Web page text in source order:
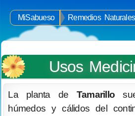
MiSabueso Remedios
Usos
La planta de Tamarillo
húmedos y cálidos del